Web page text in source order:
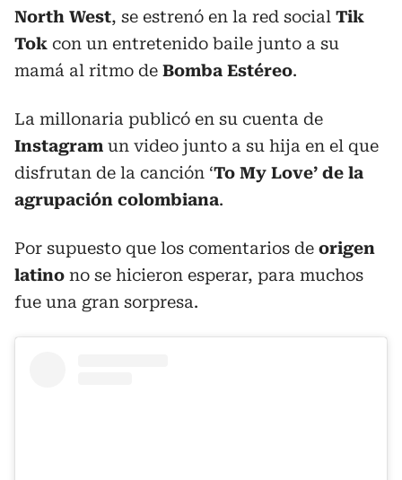
North West, se estrenó en la red social Tik
Tok con un entretenido baile junto a su
mamá al ritmo de Bomba Estéreo.
La millonaria publicó en su cuenta de
Instagram un video junto a su hija en el que
disfrutan de la canción ‘To My Love’ de la
agrupación colombiana.
Por supuesto que los comentarios de origen
latino no se hicieron esperar, para muchos
fue una gran sorpresa.